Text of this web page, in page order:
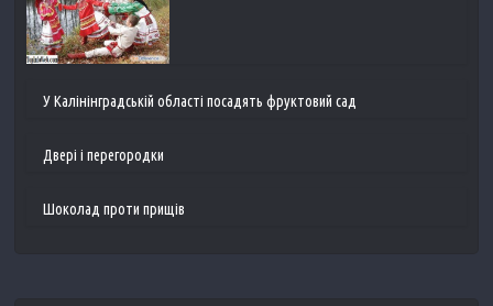
У Калінінградській області посадять фруктовий сад
Двері і перегородки
Шоколад проти прищів